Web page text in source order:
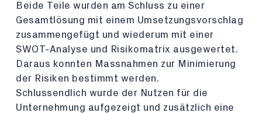
Beide Teile wurden am Schluss zu einer
Gesamtlösung mit einem Umsetzungsvorschlag
zusammengefügt und wiederum mit einer
SWOT-Analyse und Risikomatrix ausgewertet.
Daraus konnten Massnahmen zur Minimierung
der Risiken bestimmt werden.
Schlussendlich wurde der Nutzen für die
Unternehmung aufgezeigt und zusätzlich eine